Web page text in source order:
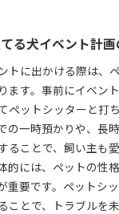
る犬イベント計画
トに出かける際は、
ます。事前にイベン
ペットシッターと打
の一時預かりや、長
ることで、飼い主も
的には、ペットの性
重要です。ペットシ
とで、トラブルを未